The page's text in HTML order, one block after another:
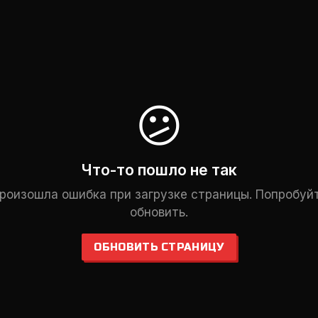
😕
Что-то пошло не так
ошибка при загрузке страницы.
обновить.
ОБНОВИТЬ СТРАНИЦУ